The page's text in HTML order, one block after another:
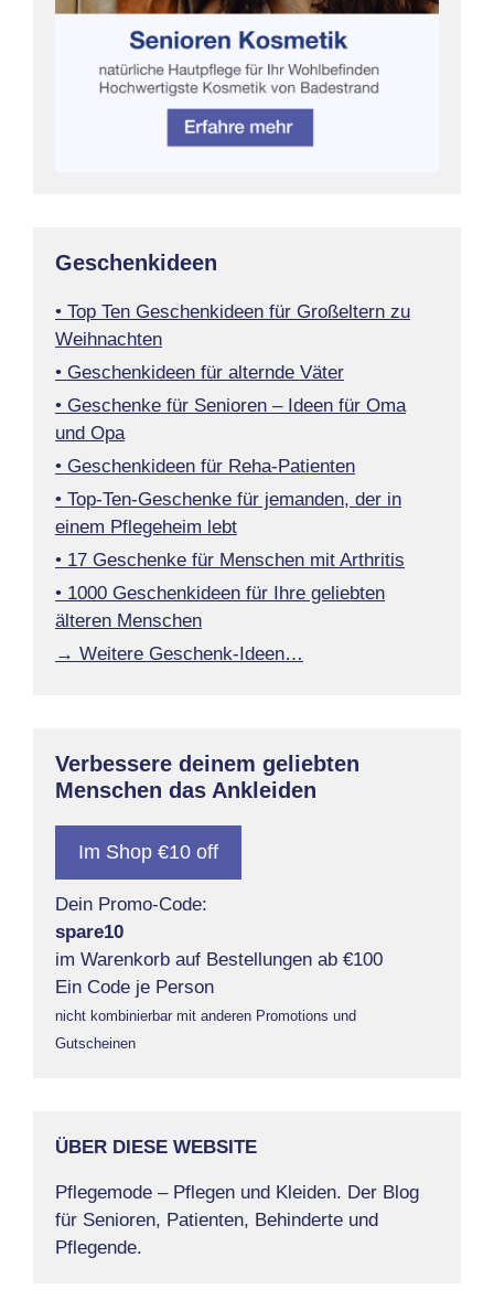
Geschenkideen
• Top Ten Geschenkideen für Großeltern zu
Weihnachten
• Geschenkideen für alternde Väter
• Geschenke für Senioren – Ideen für Oma
und Opa
• Geschenkideen für Reha-Patienten
• Top-Ten-Geschenke für jemanden, der in
einem Pflegeheim lebt
• 17 Geschenke für Menschen mit Arthritis
• 1000 Geschenkideen für Ihre geliebten
älteren Menschen
→ Weitere Geschenk-Ideen…
Verbessere deinem geliebten
Menschen das Ankleiden
Im Shop €10 off
Dein Promo-Code:
spare10
im Warenkorb auf Bestellungen ab €100
Ein Code je Person
nicht kombinierbar mit anderen Promotions und
Gutscheinen
ÜBER DIESE WEBSITE
Pflegemode – Pflegen und Kleiden. Der Blog
für Senioren, Patienten, Behinderte und
Pflegende.